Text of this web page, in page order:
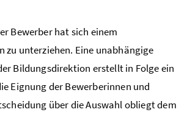
Bewerber hat sich einem
zu unterziehen. Eine unabhängige
Bildungsdirektion erstellt in Folge ein
Eignung der Bewerberinnen und
über die Auswahl obliegt dem